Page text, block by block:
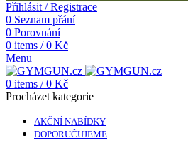
Přihlásit / Registrace
0 Seznam přání
0 Porovnání
0 items / 0 Kč
Menu
0 items / 0 Kč
Procházet kategorie
AKČNÍ NABÍDKY
DOPORUČUJEME